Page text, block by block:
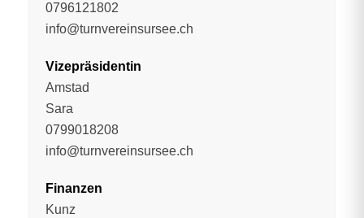
0796121802
info@turnvereinsursee.ch
Vizepräsidentin
Amstad
Sara
0799018208
info@turnvereinsursee.ch
Finanzen
Kunz